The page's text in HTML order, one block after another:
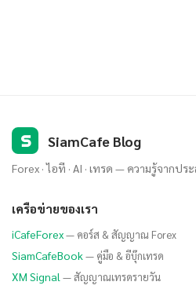
S SiamCafe Blog
Forex · ไอที · AI · เทรด — ความรู้จากป
เครือข่ายของเรา
iCafeForex— คอร์ส & สัญญาณ Forex
SiamCafeBook— คู่มือ & อีบุ๊กเทรด
XM Signal — สัญญาณเทรดรายวัน